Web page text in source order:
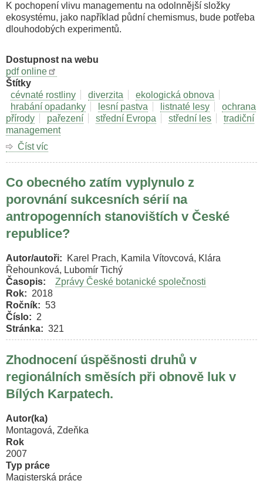
K pochopení vlivu managementu na odolnnější složky
ekosystému, jako například půdní chemismus, bude potřeba
dlouhodobých experimentů.
Dostupnost na webu
pdf online
Štítky
cévnaté rostliny
diverzita
ekologická obnova
hrabání opadanky
lesní pastva listnaté lesy
ochrana
přírody
pařezení střední Evropa střední les
tradiční
management
Číst víc
a
jeho
vliv
na
vegetaci
podrostu
světlých
lesů
nížin.
Co obecného zatím vyplynulo z
porovnání sukcesních sérií na
antropogenních stanovištích v České
republice?
Autor/autoři
Karel Prach, Kamila Vítovcová, Klára
Řehounková, Lubomír Tichý
Časopis
Zprávy České botanické společnosti
Rok
2018
Ročník
53
Číslo
2
Stránka
321
Zhodnocení úspěšnosti druhů v
regionálních směsích při obnově luk v
Bílých Karpatech.
Autor(ka)
Montagová, Zdeňka
Rok
2007
Typ práce
Magisterská práce